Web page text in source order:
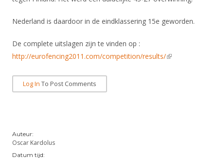
Leden van Verdiensten
Bondsbureau
Contact
Formulieren
Schermpaspoort
Rolstoelschermen
KNAS Keurmerk
JEC
Veteranenwedstrijden
Atletencommissie
Internationale Titeltoernooien
Nationale opleidingen
Opleidingen
Scheidsrechterslijst
Nederland is daardoor in de eindklassering 15e geworden.
De complete uitslagen zijn te vinden op :
http://eurofencing2011.com/competition/results/(link is external)
Log In To Post Comments
Auteur:
Oscar Kardolus
Datum tijd: